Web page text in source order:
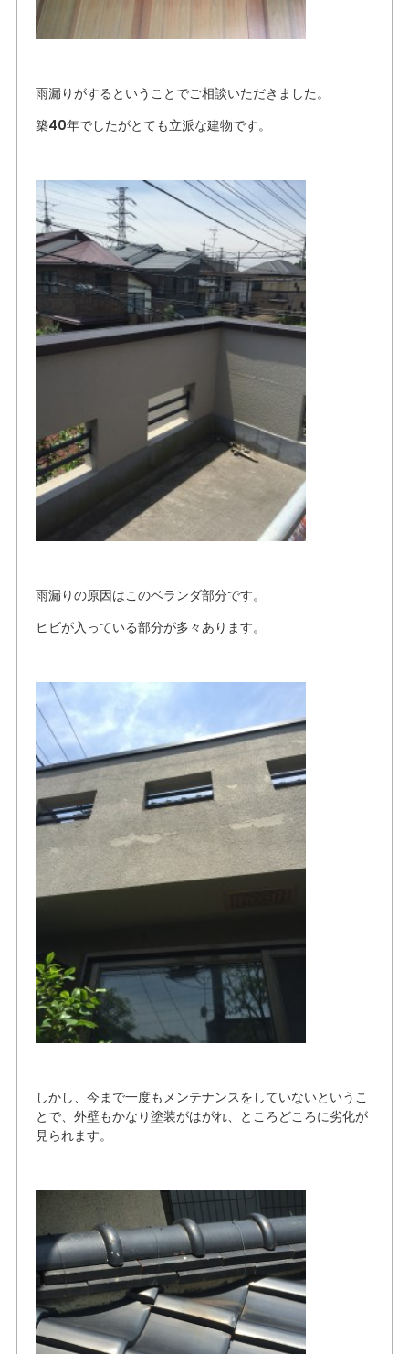
雨漏りがするということでご相談いただきました。
築40年でしたがとても立派な建物です。
雨漏りの原因はこのベランダ部分です。
ヒビが入っている部分が多々あります。
しかし、今まで一度もメンテナンスをしていないというこ
とで、外壁もかなり塗装がはがれ、ところどころに劣化が
見られます。